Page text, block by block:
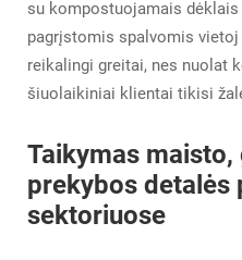
su kompostuojamais dėklais
pagrįstomis spalvomis
reikalingi greitai, nes nuolat
šiuolaikiniai klientai tikisi
Taikymas
prekybos detalės
sektoriuose